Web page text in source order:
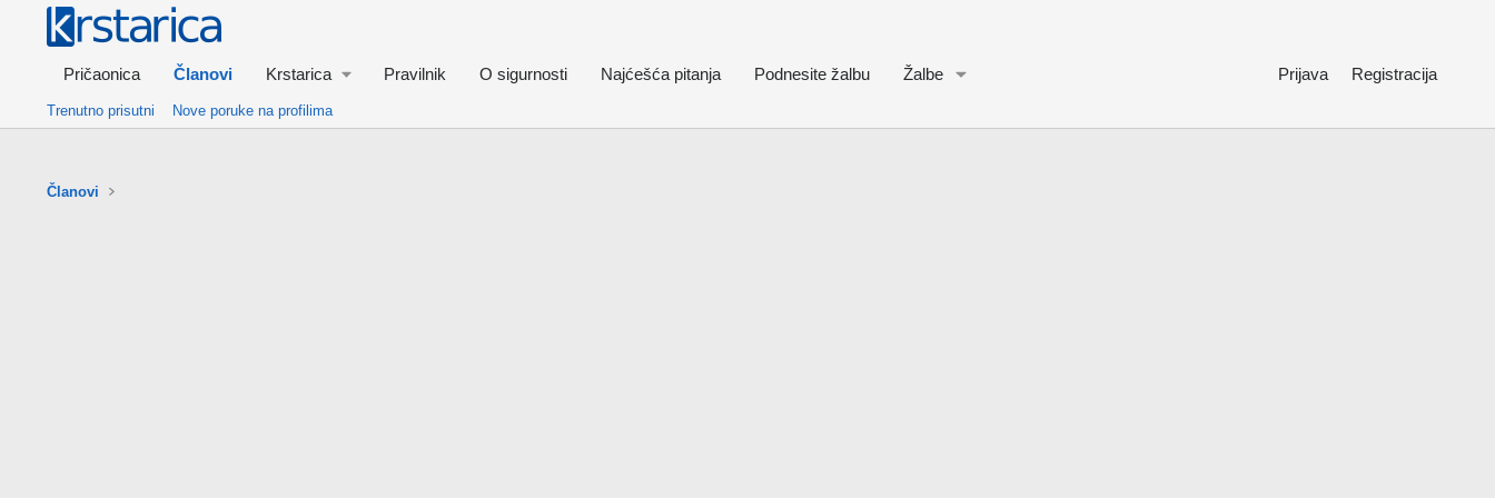
Pričaonica Članovi Krstarica Pravilnik O sigurnosti Najćešća pitanja Podnesite žalbu Žalbe Prijava Registracija
Trenutno prisutni Nove poruke na profilima
Članovi